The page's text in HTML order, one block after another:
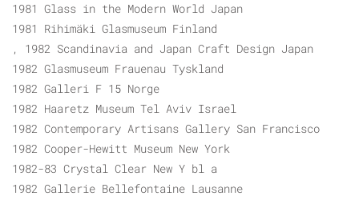
1981 Glass in the Modern World Japan
1981 Rihimäki Glasmuseum Finland
, 1982 Scandinavia and Japan Craft Design Japan
1982 Glasmuseum Frauenau Tyskland
1982 Galleri F 15 Norge
1982 Haaretz Museum Tel Aviv Israel
1982 Contemporary Artisans Gallery San Francisco
1982 Cooper-Hewitt Museum New York
1982-83 Crystal Clear New Y bl a
1982 Gallerie Bellefontaine Lausanne